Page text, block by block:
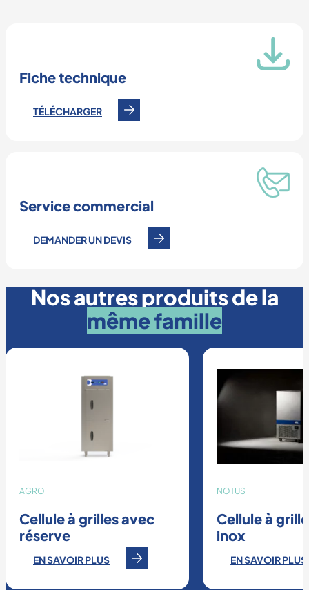
Fiche technique
TÉLÉCHARGER
Service commercial
DEMANDER UN DEVIS
Nos autres produits de la
même famille
AGRO
Cellule à grilles avec
réserve
EN SAVOIR PLUS
NOTUS
Cellule à
inox
EN SAVOIR PLUS